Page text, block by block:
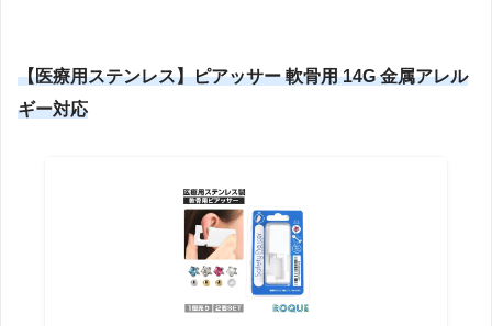
【医療用ステンレス】ピアッサー 軟骨用 14G 金属アレル
ギー対応